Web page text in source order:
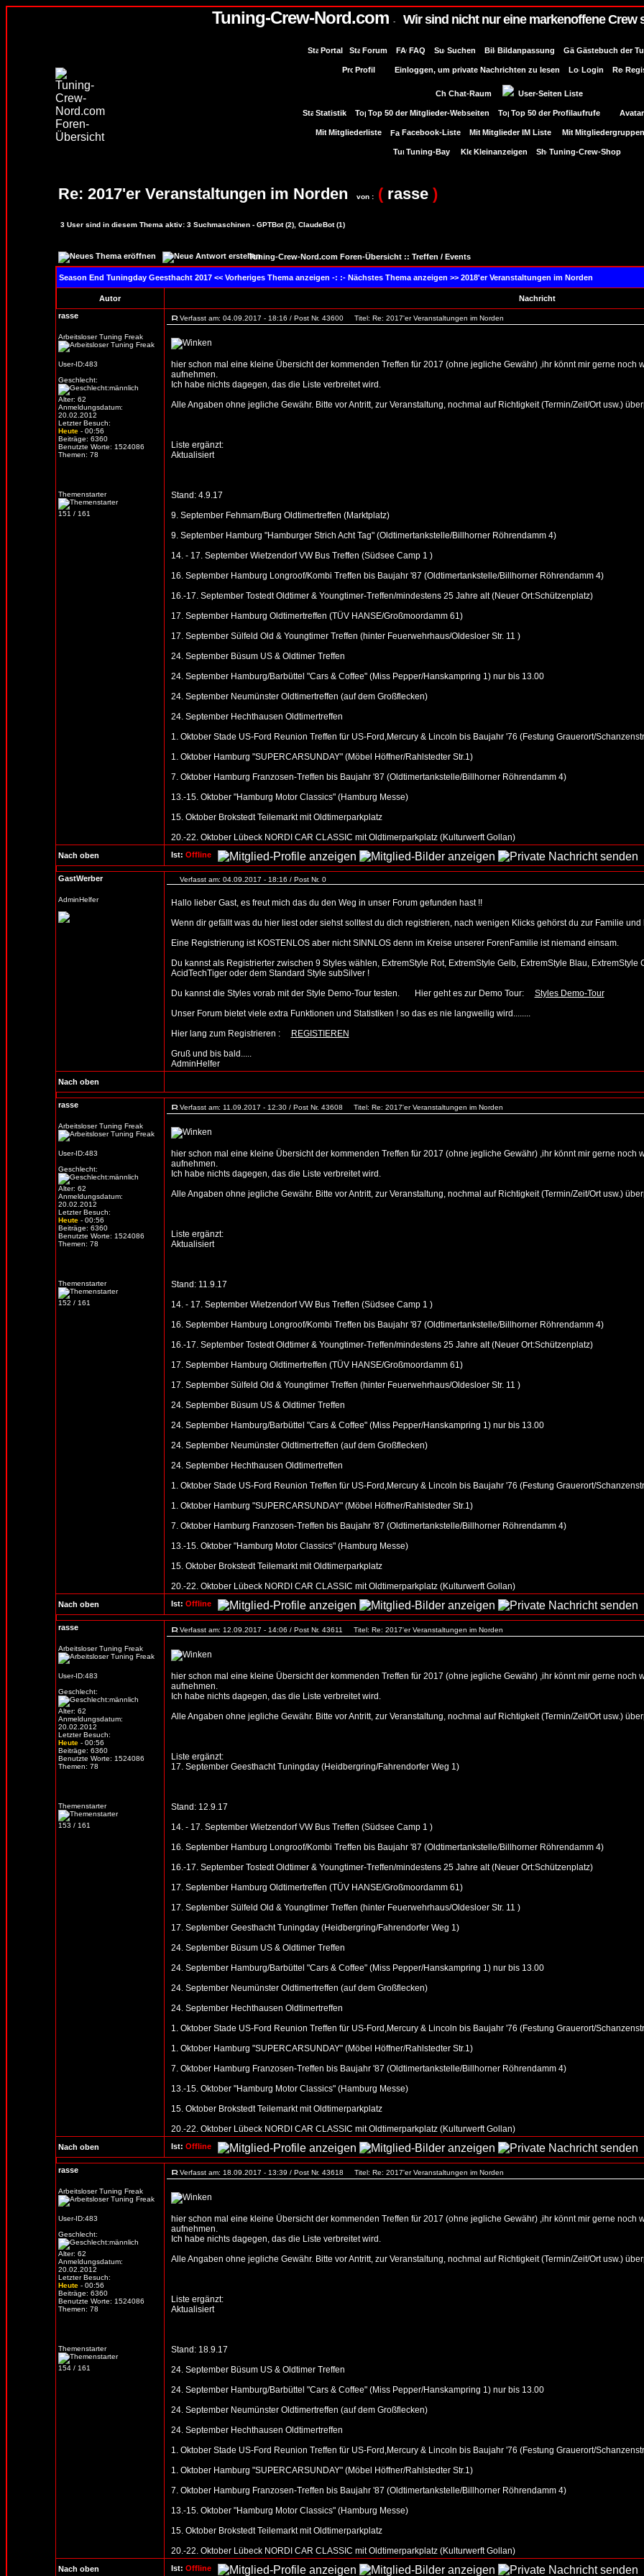
Tuning-Crew-Nord.com - Wir sind nicht nur eine markenoffene Crew
Portal Forum FAQ Suchen Bildanpassung Gästebuch der
Profil Einloggen, um private Nachrichten zu lesen Login
Chat-Raum User-Seiten Liste
Statistik Top 50 der Mitglieder-Webseiten Top 50 der Profilaufrufe
Mitgliederliste Facebook-Liste Mitglieder IM Liste Mitgliedergruppen
Tuning-Bay Kleinanzeigen Tuning-Crew-Shop
Re: 2017'er Veranstaltungen im Norden von : ( rasse)
3User sind in diesem Thema aktiv: 3Suchmaschinen - GPTBot (2), ClaudeBot (1)
Tuning-Crew-Nord.com Foren-Übersicht:: Treffen / Events
Season End Tuningday Geesthacht 2017<< Vorheriges Thema anzeigen -: :- Nächstes Thema anzeigen >> 2018'er Veranstaltungen im Norden
Autor
Nachricht
rasse
Arbeitsloser Tuning Freak
User-ID:483
Geschlecht:
Alter: 62
Anmeldungsdatum:
20.02.2012
Letzter Besuch:
Heute- 00:56
Beiträge: 6360
Benutzte Worte: 1524086
Themen: 78
Themenstarter
151 / 161
Verfasst am: 04.09.2017 - 18:16 / Post Nr. 43600 Titel: Re: 2017'er Veranstaltungen im Norden
hier schon mal eine kleine Übersicht der kommenden Treffen für 2017 (ohne jegliche Gewähr) ,ihr könnt mir gerne
aufnehmen.
Ich habe nichts dagegen, das die Liste verbreitet wird.
Alle Angaben ohne jegliche Gewähr. Bitte vor Antritt, zur Veranstaltung, nochmal auf Richtigkeit (Termin/Zeit/Ort usw.)
Liste ergänzt:
Aktualisiert
Stand: 4.9.17
9. September Fehmarn/Burg Oldtimertreffen (Marktplatz)
9. September Hamburg "Hamburger Strich Acht Tag" (Oldtimertankstelle/Billhorner Röhrendamm 4)
14. - 17. September Wietzendorf VW Bus Treffen (Südsee Camp 1 )
16. September Hamburg Longroof/Kombi Treffen bis Baujahr '87 (Oldtimertankstelle/Billhorner Röhrendamm 4)
16.-17. September Tostedt Oldtimer & Youngtimer-Treffen/mindestens 25 Jahre alt (Neuer Ort:Schützenplatz)
17. September Hamburg Oldtimertreffen (TÜV HANSE/Großmoordamm 61)
17. September Sülfeld Old & Youngtimer Treffen (hinter Feuerwehrhaus/Oldesloer Str. 11 )
24. September Büsum US & Oldtimer Treffen
24. September Hamburg/Barbüttel "Cars & Coffee" (Miss Pepper/Hanskampring 1) nur bis 13.00
24. September Neumünster Oldtimertreffen (auf dem Großflecken)
24. September Hechthausen Oldtimertreffen
1. Oktober Stade US-Ford Reunion Treffen für US-Ford,Mercury & Lincoln bis Baujahr '76 (Festung Grauerort/
1. Oktober Hamburg "SUPERCARSUNDAY" (Möbel Höffner/Rahlstedter Str.1)
7. Oktober Hamburg Franzosen-Treffen bis Baujahr '87 (Oldtimertankstelle/Billhorner Röhrendamm 4)
13.-15. Oktober "Hamburg Motor Classics" (Hamburg Messe)
15. Oktober Brokstedt Teilemarkt mit Oldtimerparkplatz
20.-22. Oktober Lübeck NORDI CAR CLASSIC mit Oldtimerparkplatz (Kulturwerft Gollan)
Nach oben Ist: Offline
GastWerber
AdminHelfer
Verfasst am: 04.09.2017 - 18:16 / Post Nr. 0
Hallo lieber Gast, es freut mich das du den Weg in unser Forum gefunden hast !!
Wenn dir gefällt was du hier liest oder siehst solltest du dich registrieren, nach wenigen Klicks gehörst du zur Familie
Eine Registrierung ist KOSTENLOS aber nicht SINNLOS denn im Kreise unserer ForenFamilie ist niemand einsam.
Du kannst als Registrierter zwischen 9 Styles wählen, ExtremStyle Rot, ExtremStyle Gelb, ExtremStyle Blau,
AcidTechTiger oder dem Standard Style subSilver !
Du kannst die Styles vorab mit der Style Demo-Tour testen. Hier geht es zur Demo Tour: Styles Demo-Tour
Unser Forum bietet viele extra Funktionen und Statistiken ! so das es nie langweilig wird........
Hier lang zum Registrieren :
REGISTIEREN
Gruß und bis bald.....
AdminHelfer
Nach oben
rasse
Arbeitsloser Tuning Freak
User-ID:483
Geschlecht:
Alter: 62
Anmeldungsdatum:
20.02.2012
Letzter Besuch:
Heute- 00:56
Beiträge: 6360
Benutzte Worte: 1524086
Themen: 78
Themenstarter
152 / 161
Verfasst am: 11.09.2017 - 12:30 / Post Nr. 43608 Titel: Re: 2017'er Veranstaltungen im Norden
hier schon mal eine kleine Übersicht der kommenden Treffen für 2017 (ohne jegliche Gewähr) ,ihr könnt mir gerne
aufnehmen.
Ich habe nichts dagegen, das die Liste verbreitet wird.
Alle Angaben ohne jegliche Gewähr. Bitte vor Antritt, zur Veranstaltung, nochmal auf Richtigkeit (Termin/Zeit/Ort usw.)
Liste ergänzt:
Aktualisiert
Stand: 11.9.17
14. - 17. September Wietzendorf VW Bus Treffen (Südsee Camp 1 )
16. September Hamburg Longroof/Kombi Treffen bis Baujahr '87 (Oldtimertankstelle/Billhorner Röhrendamm 4)
16.-17. September Tostedt Oldtimer & Youngtimer-Treffen/mindestens 25 Jahre alt (Neuer Ort:Schützenplatz)
17. September Hamburg Oldtimertreffen (TÜV HANSE/Großmoordamm 61)
17. September Sülfeld Old & Youngtimer Treffen (hinter Feuerwehrhaus/Oldesloer Str. 11 )
24. September Büsum US & Oldtimer Treffen
24. September Hamburg/Barbüttel "Cars & Coffee" (Miss Pepper/Hanskampring 1) nur bis 13.00
24. September Neumünster Oldtimertreffen (auf dem Großflecken)
24. September Hechthausen Oldtimertreffen
1. Oktober Stade US-Ford Reunion Treffen für US-Ford,Mercury & Lincoln bis Baujahr '76 (Festung Grauerort/
1. Oktober Hamburg "SUPERCARSUNDAY" (Möbel Höffner/Rahlstedter Str.1)
7. Oktober Hamburg Franzosen-Treffen bis Baujahr '87 (Oldtimertankstelle/Billhorner Röhrendamm 4)
13.-15. Oktober "Hamburg Motor Classics" (Hamburg Messe)
15. Oktober Brokstedt Teilemarkt mit Oldtimerparkplatz
20.-22. Oktober Lübeck NORDI CAR CLASSIC mit Oldtimerparkplatz (Kulturwerft Gollan)
Nach oben Ist: Offline
rasse
Arbeitsloser Tuning Freak
User-ID:483
Geschlecht:
Alter: 62
Anmeldungsdatum:
20.02.2012
Letzter Besuch:
Heute- 00:56
Beiträge: 6360
Benutzte Worte: 1524086
Themen: 78
Themenstarter
153 / 161
Verfasst am: 12.09.2017 - 14:06 / Post Nr. 43611 Titel: Re: 2017'er Veranstaltungen im Norden
hier schon mal eine kleine Übersicht der kommenden Treffen für 2017 (ohne jegliche Gewähr) ,ihr könnt mir gerne
aufnehmen.
Ich habe nichts dagegen, das die Liste verbreitet wird.
Alle Angaben ohne jegliche Gewähr. Bitte vor Antritt, zur Veranstaltung, nochmal auf Richtigkeit (Termin/Zeit/Ort usw.)
Liste ergänzt:
17. September Geesthacht Tuningday (Heidbergring/Fahrendorfer Weg 1)
Stand: 12.9.17
14. - 17. September Wietzendorf VW Bus Treffen (Südsee Camp 1 )
16. September Hamburg Longroof/Kombi Treffen bis Baujahr '87 (Oldtimertankstelle/Billhorner Röhrendamm 4)
16.-17. September Tostedt Oldtimer & Youngtimer-Treffen/mindestens 25 Jahre alt (Neuer Ort:Schützenplatz)
17. September Hamburg Oldtimertreffen (TÜV HANSE/Großmoordamm 61)
17. September Sülfeld Old & Youngtimer Treffen (hinter Feuerwehrhaus/Oldesloer Str. 11 )
17. September Geesthacht Tuningday (Heidbergring/Fahrendorfer Weg 1)
24. September Büsum US & Oldtimer Treffen
24. September Hamburg/Barbüttel "Cars & Coffee" (Miss Pepper/Hanskampring 1) nur bis 13.00
24. September Neumünster Oldtimertreffen (auf dem Großflecken)
24. September Hechthausen Oldtimertreffen
1. Oktober Stade US-Ford Reunion Treffen für US-Ford,Mercury & Lincoln bis Baujahr '76 (Festung Grauerort/
1. Oktober Hamburg "SUPERCARSUNDAY" (Möbel Höffner/Rahlstedter Str.1)
7. Oktober Hamburg Franzosen-Treffen bis Baujahr '87 (Oldtimertankstelle/Billhorner Röhrendamm 4)
13.-15. Oktober "Hamburg Motor Classics" (Hamburg Messe)
15. Oktober Brokstedt Teilemarkt mit Oldtimerparkplatz
20.-22. Oktober Lübeck NORDI CAR CLASSIC mit Oldtimerparkplatz (Kulturwerft Gollan)
Nach oben Ist: Offline
rasse
Arbeitsloser Tuning Freak
User-ID:483
Geschlecht:
Alter: 62
Anmeldungsdatum:
20.02.2012
Letzter Besuch:
Heute- 00:56
Beiträge: 6360
Benutzte Worte: 1524086
Themen: 78
Themenstarter
154 / 161
Verfasst am: 18.09.2017 - 13:39 / Post Nr. 43618 Titel: Re: 2017'er Veranstaltungen im Norden
hier schon mal eine kleine Übersicht der kommenden Treffen für 2017 (ohne jegliche Gewähr) ,ihr könnt mir gerne
aufnehmen.
Ich habe nichts dagegen, das die Liste verbreitet wird.
Alle Angaben ohne jegliche Gewähr. Bitte vor Antritt, zur Veranstaltung, nochmal auf Richtigkeit (Termin/Zeit/Ort usw.)
Liste ergänzt:
Aktualisiert
Stand: 18.9.17
24. September Büsum US & Oldtimer Treffen
24. September Hamburg/Barbüttel "Cars & Coffee" (Miss Pepper/Hanskampring 1) nur bis 13.00
24. September Neumünster Oldtimertreffen (auf dem Großflecken)
24. September Hechthausen Oldtimertreffen
1. Oktober Stade US-Ford Reunion Treffen für US-Ford,Mercury & Lincoln bis Baujahr '76 (Festung Grauerort/
1. Oktober Hamburg "SUPERCARSUNDAY" (Möbel Höffner/Rahlstedter Str.1)
7. Oktober Hamburg Franzosen-Treffen bis Baujahr '87 (Oldtimertankstelle/Billhorner Röhrendamm 4)
13.-15. Oktober "Hamburg Motor Classics" (Hamburg Messe)
15. Oktober Brokstedt Teilemarkt mit Oldtimerparkplatz
20.-22. Oktober Lübeck NORDI CAR CLASSIC mit Oldtimerparkplatz (Kulturwerft Gollan)
Nach oben Ist: Offline